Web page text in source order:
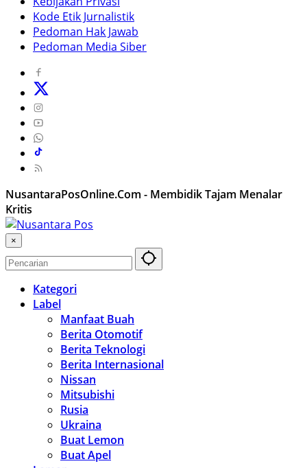
Kode Etik Jurnalistik
Pedoman Hak Jawab
Pedoman Media Siber
NusantaraPosOnline.Com - Membidik Tajam Menalar
Kritis
×
Kategori
Label
Manfaat Buah
Berita Otomotif
Berita Teknologi
Berita Internasional
Nissan
Mitsubishi
Rusia
Ukraina
Buat Lemon
Buat Apel